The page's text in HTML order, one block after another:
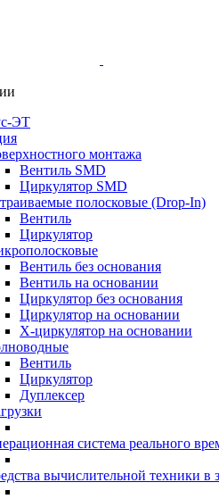
ЭТ
монтажа
Вентиль SMD
Циркулятор SMD
полосковые (Drop-In)
Вентиль
Циркулятор
Вентиль без основания
Вентиль на основании
Циркулятор без основания
Циркулятор на основании
Х-циркулятор на основании
Вентиль
Циркулятор
Дуплексер
система реального
вычислительной техники